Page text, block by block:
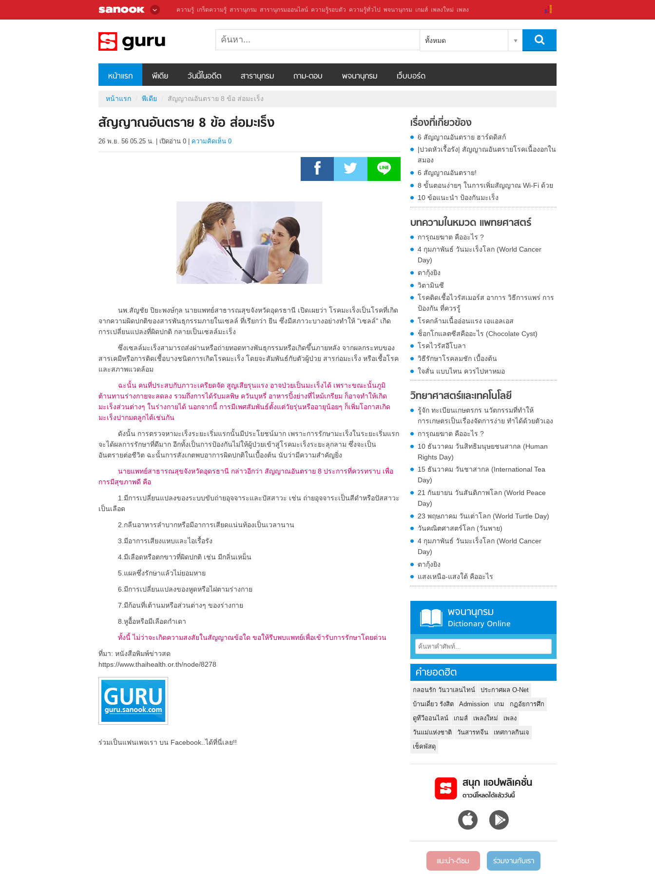
ความรู้ เกร็ดความรู้ สารานุกรม สารานุกรมออนไลน์ ความรู้รอบตัว ความรู้ทั่วไป พจนานุกรม เกมส์ เพลงใหม่ เพลง
ทั้งหมด
หน้าแรก พีเดีย วันนี้ในอดีต สารานุกรม ถาม-ตอบ พจนานุกรม เว็บบอร์ด
หน้าแรก พีเดีย สัญญาณอันตราย 8 ข้อ ส่อมะเร็ง
สัญญาณอันตราย 8 ข้อ ส่อมะเร็ง
26 พ.ย. 56 05.25 น. เปิดอ่าน 0 ความคิดเห็น 0
นพ.สัญชัย ปิยะพงษ์กุล นายแพทย์สาธารณสุขจังหวัดอุดรธานี เปิดเผยว่า โรคมะเร็งเป็นโรคที่เกิด
จากความผิดปกติของสารพันธุกรรมภายในเซลล์ ที่เรียกว่า ยีน ซึ่งมีสภาวะบางอย่างทำให้ "เซลล์" เกิด
การเปลี่ยนแปลงที่ผิดปกติ กลายเป็นเซลล์มะเร็ง
ซึ่งเซลล์มะเร็งสามารถส่งผ่านหรือถ่ายทอดทางพันธุกรรมหรือเกิดขึ้นภายหลัง จากผลกระทบของ
สารเคมีหรือการติดเชื้อบางชนิดการเกิดโรคมะเร็ง โดยจะสัมพันธ์กับตัวผู้ป่วย สารก่อมะเร็ง หรือเชื้อโรค
และสภาพแวดล้อม
ฉะนั้น คนที่ประสบกับภาวะเครียดจัด สูญเสียรุนแรง อาจป่วยเป็นมะเร็งได้ เพราะขณะนั้นภูมิ
ต้านทานร่างกายจะลดลง รวมถึงการได้รับมลพิษ ควันบุหรี่ อาหารปิ้งย่างที่ไหม้เกรียม ก็อาจทำให้เกิด
มะเร็งส่วนต่างๆ ในร่างกายได้ นอกจากนี้ การมีเพศสัมพันธ์ตั้งแต่วัยรุ่นหรืออายุน้อยๆ ก็เพิ่มโอกาสเกิด
มะเร็งปากมดลูกได้เช่นกัน
ดังนั้น การตรวจหามะเร็งระยะเริ่มแรกนั้นมีประโยชน์มาก เพราะการรักษามะเร็งในระยะเริ่มแรก
จะได้ผลการรักษาที่ดีมาก อีกทั้งเป็นการป้องกันไม่ให้ผู้ป่วยเข้าสู่โรคมะเร็งระยะลุกลาม ซึ่งจะเป็น
อันตรายต่อชีวิต ฉะนั้นการสังเกตพบอาการผิดปกติในเบื้องต้น นับว่ามีความสำคัญยิ่ง
นายแพทย์สาธารณสุขจังหวัดอุดรธานี กล่าวอีกว่า สัญญาณอันตราย 8 ประการที่ควรทราบ เพื่อ
การมีสุขภาพดี คือ
1.มีการเปลี่ยนแปลงของระบบขับถ่ายอุจจาระและปัสสาวะ เช่น ถ่ายอุจจาระเป็นสีดำหรือปัสสาวะ
เป็นเลือด
2.กลืนอาหารลำบากหรือมีอาการเสียดแน่นท้องเป็นเวลานาน
3.มีอาการเสียงแหบและไอเรื้อรัง
4.มีเลือดหรือตกขาวที่ผิดปกติ เช่น มีกลิ่นเหม็น
5.แผลซึ่งรักษาแล้วไม่ยอมหาย
6.มีการเปลี่ยนแปลงของหูดหรือไฝตามร่างกาย
7.มีก้อนที่เต้านมหรือส่วนต่างๆ ของร่างกาย
8.หูอื้อหรือมีเลือดกำเดา
ทั้งนี้ ไม่ว่าจะเกิดความสงสัยในสัญญาณข้อใด ขอให้รีบพบแพทย์เพื่อเข้ารับการรักษาโดยด่วน
ที่มา: หนังสือพิมพ์ข่าวสด
https://www.thaihealth.or.th/node/8278
ร่วมเป็นแฟนเพจเรา บน Facebook..ได้ที่นี่เลย!!
เรื่องที่เกี่ยวข้อง
6 สัญญาณอันตราย ฮาร์ดดิสก์
|ปวดหัวเรื้อรัง| สัญญาณอันตรายโรคเนื้องอกใน
สมอง
6 สัญญาณอันตราย!
8 ขั้นตอนง่ายๆ ในการเพิ่มสัญญาณ Wi-Fi ด้วย
10 ข้อแนะนำ ป้องกันมะเร็ง
บทความในหมวด แพทยศาสตร์
การุณยฆาต คืออะไร ?
4 กุมภาพันธ์ วันมะเร็งโลก (World Cancer
Day)
ตากุ้งยิง
วิตามินซี
โรคติดเชื้อไวรัสเมอร์ส อาการ วิธีการแพร่ การ
ป้องกัน ที่ควรรู้
โรคกล้ามเนื้ออ่อนแรง เอแอลเอส
ช็อกโกแลตซีสคืออะไร (Chocolate Cyst)
โรคไวรัสอีโบลา
วิธีรักษาโรคลมชัก เบื้องต้น
ใจสั่น แบบไหน ควรไปหาหมอ
วิทยาศาสตร์และเทคโนโลยี
รู้จัก ทะเบียนเกษตรกร นวัตกรรมที่ทำให้
การเกษตรเป็นเรื่องจัดการง่าย ทำได้ด้วยตัวเอง
การุณยฆาต คืออะไร ?
10 ธันวาคม วันสิทธิมนุษยชนสากล (Human
Rights Day)
15 ธันวาคม วันชาสากล (International Tea
Day)
21 กันยายน วันสันติภาพโลก (World Peace
Day)
23 พฤษภาคม วันเต่าโลก (World Turtle Day)
วันคณิตศาสตร์โลก (วันพาย)
4 กุมภาพันธ์ วันมะเร็งโลก (World Cancer
Day)
ตากุ้งยิง
แสงเหนือ-แสงใต้ คืออะไร
พจนานุกรม
Dictionary Online
คำยอดฮิต
กลอนรัก วันวาเลนไทน์
ประกาศผล O-Net
บ้านเดี่ยว รังสิต
Admission เกม
กฏอัยการศึก
ดูทีวีออนไลน์
เกมส์ เพลงใหม่
เพลง
วันแม่แห่งชาติ
วันสารทจีน
เทศกาลกินเจ
เช็คพัสดุ
สนุก แอปพลิเคชั่น
ดาวน์โหลดได้แล้ววันนี้
แนะนำ-ติชม ร่วมงานกับเรา